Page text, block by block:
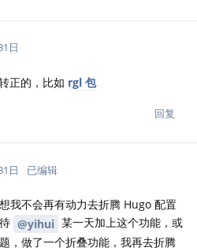
日
正的，比如 rgl 包
回复
日 已编辑
我不会再有动力去折腾 Hugo 配置
@yihui 某一天加上这个功能，或
，做了一个折叠功能，我再去折腾